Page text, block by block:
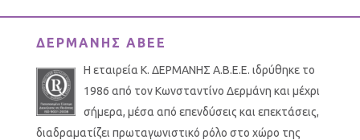
ΔΕΡΜΑΝΗΣ ΑΒΕΕ
Η εταιρεία Κ. ΔΕΡΜΑΝΗΣ Α.Β.Ε.Ε. ιδρύθηκε το
1986 από τον Κωνσταντίνο Δερμάνη και μέχρι
σήμερα, μέσα από επενδύσεις και επεκτάσεις,
διαδραματίζει πρωταγωνιστικό ρόλο στο χώρο της